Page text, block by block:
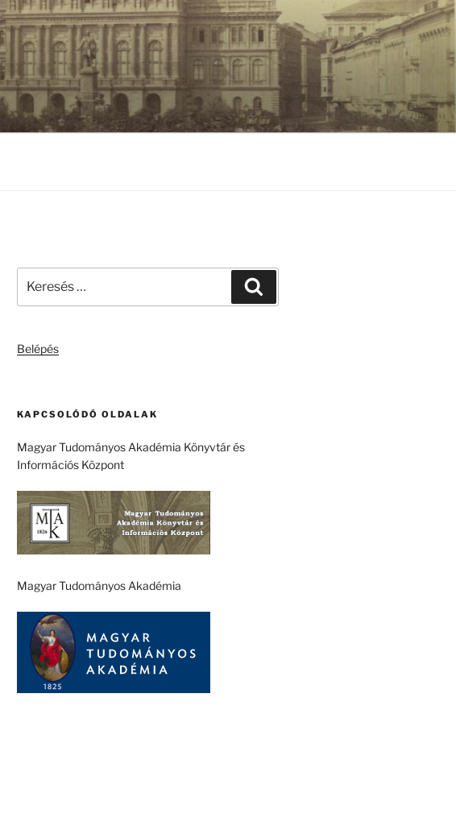
következő
Belépés
KAPCSOLÓDÓ OLDALAK
Magyar Tudományos Akadémia Könyvtár és
Információs Központ
Magyar Tudományos Akadémia